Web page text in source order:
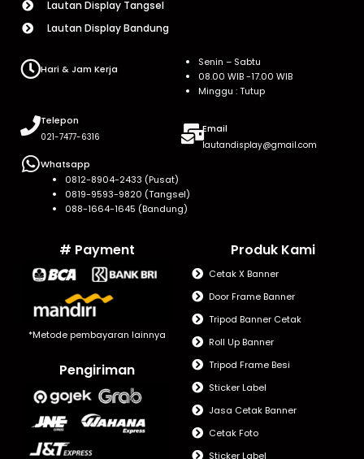
Lautan Display Tangsel
Lautan Display Bandung
Hari & Jam Kerja
Senin – Sabtu
08.00 WIB -17.00 WIB
Minggu : Tutup
Telepon
021-7477-6316
Email
lautandisplay@gmail.com
Whatsapp
0812-8904-2433 (Pusat)
0819-9593-9820 (Tangsel)
088-1664-1645 (Bandung)
# Payment
*Metode pembayaran lainnya
Pengiriman
Produk Kami
Cetak X Banner
Door Frame Banner
Tripod Banner Cetak
Roll Up Banner
Tripod Frame Besi
Sticker Label
Jasa Cetak Banner
Cetak Foto
Sticker Label